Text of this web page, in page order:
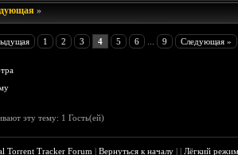
»
1 2 3 4 5 6 9 Следующая »
эту тему: 1 Гость(ей)
Torrent Tracker Forum |Вернуться к началу ||Лёгкий